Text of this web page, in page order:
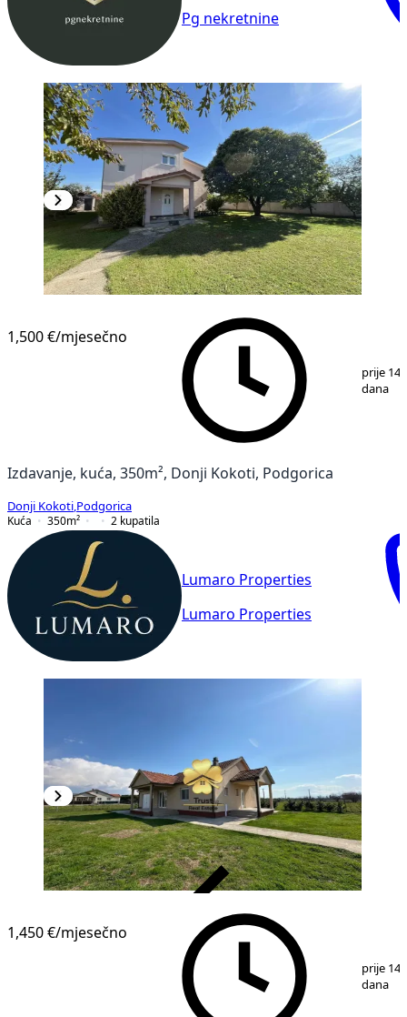
Pg nekretnine
1,500 €/mjesečno
prije 140
dana
Izdavanje, kuća, 350m², Donji Kokoti, Podgorica
Donji Kokoti Podgorica
Kuća
350m² 2 kupatila
Lumaro Properties
Lumaro Properties
1,450 €/mjesečno
prije 148
dana